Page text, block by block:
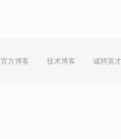
官方博客 技术博客 诚聘英才